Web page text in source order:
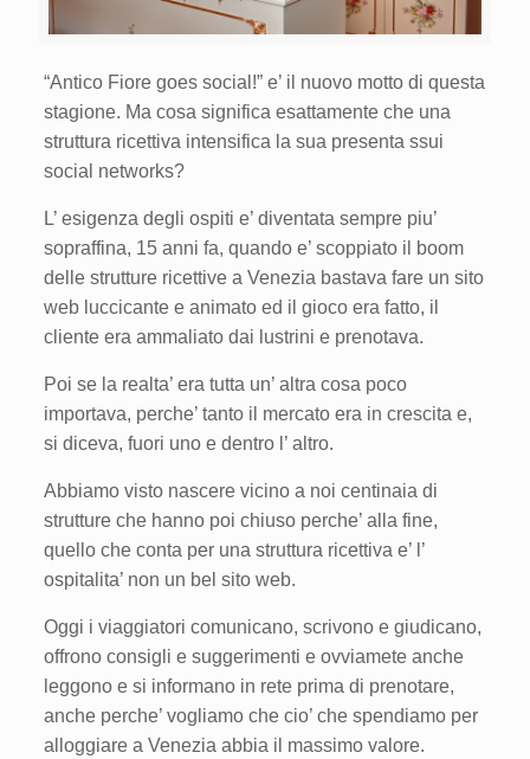
“Antico Fiore goes social!” e’ il nuovo motto di questa
stagione. Ma cosa significa esattamente che una
struttura ricettiva intensifica la sua presenta ssui
social networks?
L’ esigenza degli ospiti e’ diventata sempre piu’
sopraffina, 15 anni fa, quando e’ scoppiato il boom
delle strutture ricettive a Venezia bastava fare un sito
web luccicante e animato ed il gioco era fatto, il
cliente era ammaliato dai lustrini e prenotava.
Poi se la realta’ era tutta un’ altra cosa poco
importava, perche’ tanto il mercato era in crescita e,
si diceva, fuori uno e dentro l’ altro.
Abbiamo visto nascere vicino a noi centinaia di
strutture che hanno poi chiuso perche’ alla fine,
quello che conta per una struttura ricettiva e’ l’
ospitalita’ non un bel sito web.
Oggi i viaggiatori comunicano, scrivono e giudicano,
offrono consigli e suggerimenti e ovviamete anche
leggono e si informano in rete prima di prenotare,
anche perche’ vogliamo che cio’ che spendiamo per
alloggiare a Venezia abbia il massimo valore.